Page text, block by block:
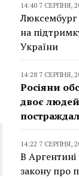
14:40 7 СЕРПНЯ,
Люксембург
на
України
14:28 7 СЕРПНЯ,
Росіяни
двоє
14:22 7 СЕРПНЯ,
В
закону про